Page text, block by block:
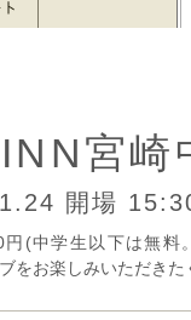
宮崎
開場
(中学生以下は無料
をお楽しみいただきた